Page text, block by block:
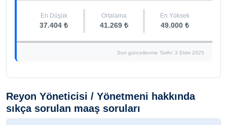
En Düşük
37.404 ₺
Ortalama
41.269 ₺
En Yüksek
49.000 ₺
Son güncellenme Tarihi: 3 Ekim 2025
Reyon Yöneticisi / Yönetmeni hakkında
sıkça sorulan maaş soruları